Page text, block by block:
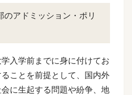
のアドミッション・ポリ
入学前までに身に付けてお
ことを前提として、国内外
に生起する問題や紛争、地